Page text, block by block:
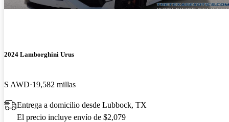
2024 Lamborghini Urus
S AWD 19,582 millas
Entrega a domicilio desde Lubbock, TX
El precio incluye envío de $2,079